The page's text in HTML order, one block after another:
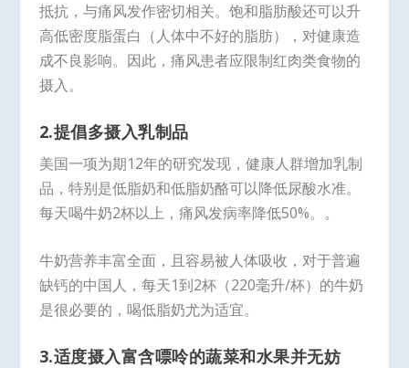
抵抗，与痛风发作密切相关。饱和脂肪酸还可以升
高低密度脂蛋白（人体中不好的脂肪），对健康造
成不良影响。因此，痛风患者应限制红肉类食物的
摄入。
2.提倡多摄入乳制品
美国一项为期12年的研究发现，健康人群增加乳制
品，特别是低脂奶和低脂奶酪可以降低尿酸水准。
每天喝牛奶2杯以上，痛风发病率降低50%。。
牛奶营养丰富全面，且容易被人体吸收，对于普遍
缺钙的中国人，每天1到2杯（220毫升/杯）的牛奶
是很必要的，喝低脂奶尤为适宜。
3.适度摄入富含嘌呤的蔬菜和水果并无妨